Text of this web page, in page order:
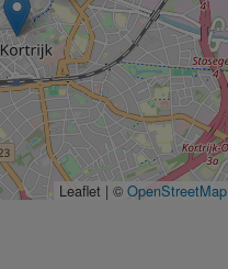
Leaflet | ©OpenStreetMap